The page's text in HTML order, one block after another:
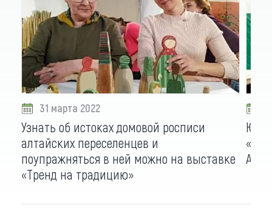
31 марта 2022
Узнать об истоках домовой росписи
алтайских переселенцев и
поупражняться в ней можно на выставке
«Тренд на традицию»